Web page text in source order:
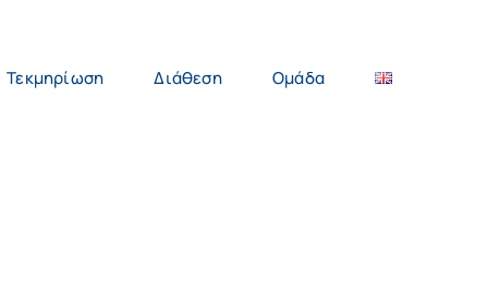
Τεκμηρίωση Διάθεση Ομάδα